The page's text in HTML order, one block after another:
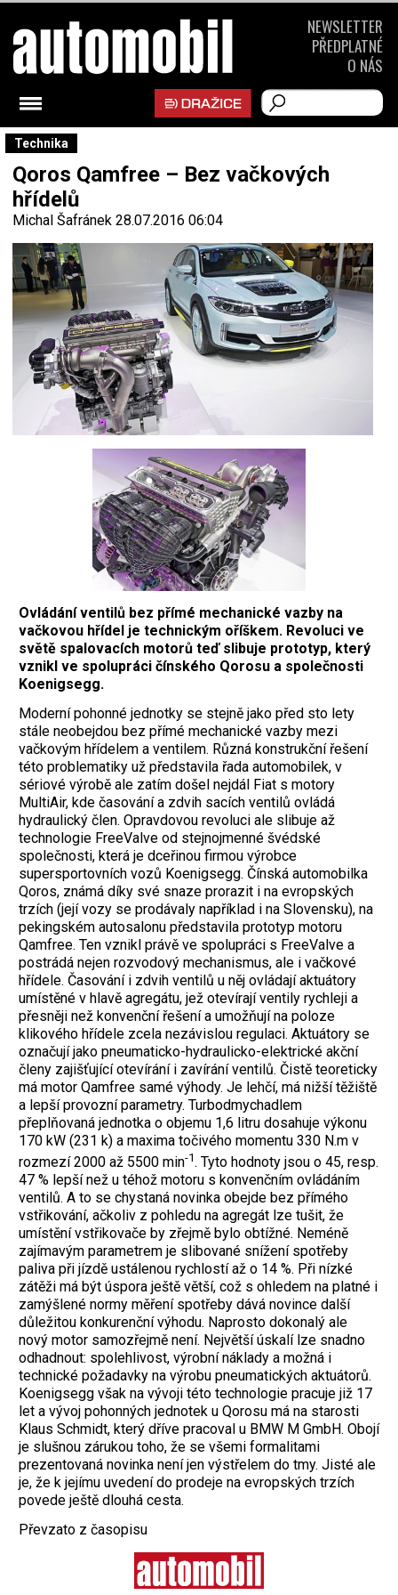
Technika
Qoros Qamfree – Bez vačkových
hřídelů
Michal Šafránek 28.07.2016 06:04
Ovládání ventilů bez přímé mechanické vazby na
vačkovou hřídel je technickým oříškem. Revoluci ve
světě spalovacích motorů teď slibuje prototyp, který
vznikl ve spolupráci čínského Qorosu a společnosti
Koenigsegg.
Moderní pohonné jednotky se stejně jako před sto lety
stále neobejdou bez přímé mechanické vazby mezi
vačkovým hřídelem a ventilem. Různá konstrukční řešení
této problematiky už představila řada automobilek, v
sériové výrobě ale zatím došel nejdál Fiat s motory
MultiAir, kde časování a zdvih sacích ventilů ovládá
hydraulický člen. Opravdovou revoluci ale slibuje až
technologie FreeValve od stejnojmenné švédské
společnosti, která je dceřinou firmou výrobce
supersportovních vozů Koenigsegg. Čínská automobilka
Qoros, známá díky své snaze prorazit i na evropských
trzích (její vozy se prodávaly například i na Slovensku), na
pekingském autosalonu představila prototyp motoru
Qamfree. Ten vznikl právě ve spolupráci s FreeValve a
postrádá nejen rozvodový mechanismus, ale i vačkové
hřídele. Časování i zdvih ventilů u něj ovládají aktuátory
umístěné v hlavě agregátu, jež otevírají ventily rychleji a
přesněji než konvenční řešení a umožňují na poloze
klikového hřídele zcela nezávislou regulaci. Aktuátory se
označují jako pneumaticko-hydraulicko-elektrické akční
členy zajišťující otevírání i zavírání ventilů. Čistě teoreticky
má motor Qamfree samé výhody. Je lehčí, má nižší těžiště
a lepší provozní parametry. Turbodmychadlem
přeplňovaná jednotka o objemu 1,6 litru dosahuje výkonu
170 kW (231 k) a maxima točivého momentu 330 N.m v
rozmezí 2000 až 5500 min-1. Tyto hodnoty jsou o 45, resp.
47 % lepší než u téhož motoru s konvenčním ovládáním
ventilů. A to se chystaná novinka obejde bez přímého
vstřikování, ačkoliv z pohledu na agregát lze tušit, že
umístění vstřikovače by zřejmě bylo obtížné. Neméně
zajímavým parametrem je slibované snížení spotřeby
paliva při jízdě ustálenou rychlostí až o 14 %. Při nízké
zátěži má být úspora ještě větší, což s ohledem na platné i
zamýšlené normy měření spotřeby dává novince další
důležitou konkurenční výhodu. Naprosto dokonalý ale
nový motor samozřejmě není. Největší úskalí lze snadno
odhadnout: spolehlivost, výrobní náklady a možná i
technické požadavky na výrobu pneumatických aktuátorů.
Koenigsegg však na vývoji této technologie pracuje již 17
let a vývoj pohonných jednotek u Qorosu má na starosti
Klaus Schmidt, který dříve pracoval u BMW M GmbH. Obojí
je slušnou zárukou toho, že se všemi formalitami
prezentovaná novinka není jen výstřelem do tmy. Jisté ale
je, že k jejímu uvedení do prodeje na evropských trzích
povede ještě dlouhá cesta.
Převzato z časopisu
NEWSLETTER
PŘEDPLATNÉ
O NÁS